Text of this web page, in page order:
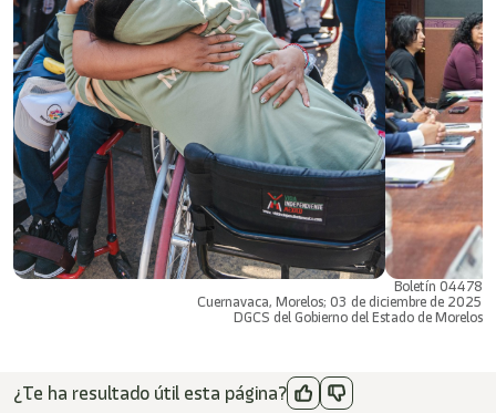
Boletín 04478
Cuernavaca, Morelos; 03 de diciembre de 2025
DGCS del Gobierno del Estado de Morelos
¿Te ha resultado útil esta página?